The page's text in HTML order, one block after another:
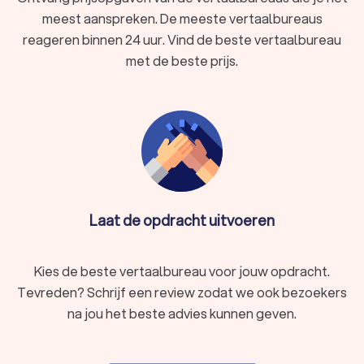
Technisch vertaalbureau:Voor technische
handleidingen, productbeschrijvingen en
softwaredocumentatie.
Marketing en creatieve vertalingen:Helpt bedrijven hun
optimalisatie voor betere vindbaarheid.
Wat kost een vertaling bij een professioneel
. De kosten van een vertaling hangen af van verschillende
beëdiging of DTP (desktop publishing).
meest aanspreken. De meeste vertaalbureaus
reageren binnen 24 uur. Vind de beste vertaalbureau
met de beste prijs.
Laat de opdracht uitvoeren
Kies de beste vertaalbureau voor jouw opdracht.
Tevreden? Schrijf een review zodat we ook bezoekers
na jou het beste advies kunnen geven.